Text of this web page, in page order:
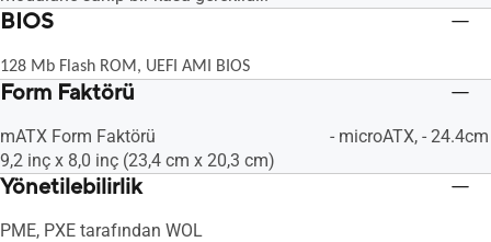
BIOS
128 Mb Flash ROM, UEFI AMI BIOS
Form Faktörü
mATX Form Faktörü
9,2 inç x 8,0 inç (23,4 cm x 20,3 cm)
- microATX, -
Yönetilebilirlik
PME, PXE tarafından WOL